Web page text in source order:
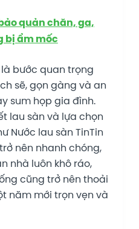
quản chăn, ga,
bị ẩm mốc
bước quan trọng
sẽ, gọn gàng và an
sum họp gia đình.
lau sàn và lựa chọn
Nước lau sàn TinTin
nên nhanh chóng,
nhà luôn khô ráo,
cũng trở nên thoải
năm mới trọn vẹn và